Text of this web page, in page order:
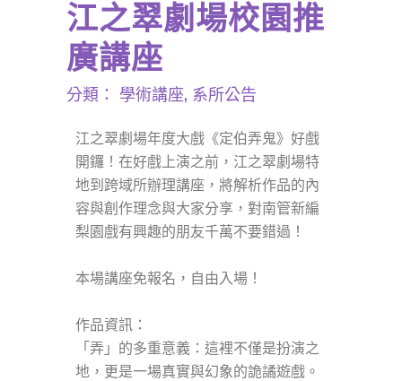
江之翠劇場校園推
廣講座
分類： 學術講座, 系所公告
江之翠劇場年度大戲《定伯弄鬼》好戲
開鑼！在好戲上演之前，江之翠劇場特
地到跨域所辦理講座，將解析作品的內
容與創作理念與大家分享，對南管新編
梨園戲有興趣的朋友千萬不要錯過！
本場講座免報名，自由入場！
作品資訊：
「弄」的多重意義：這裡不僅是扮演之
地，更是一場真實與幻象的詭譎遊戲。